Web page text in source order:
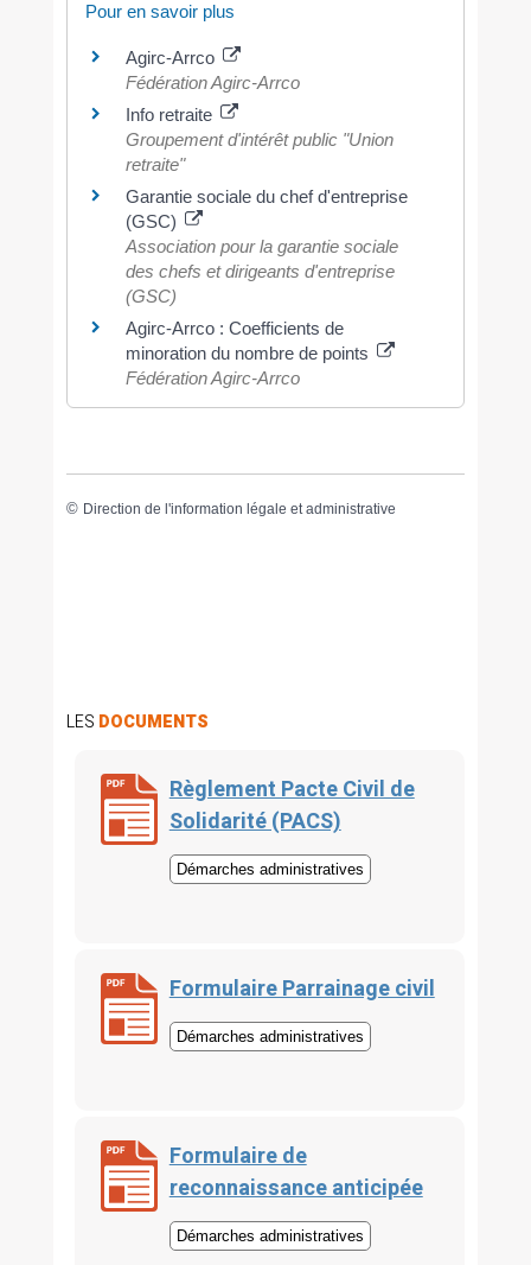
Pour en savoir plus
Agirc-Arrco
Fédération Agirc-Arrco
Info retraite
Groupement d'intérêt public "Union
retraite"
Garantie sociale du chef d'entreprise
(GSC)
Association pour la garantie sociale
des chefs et dirigeants d'entreprise
(GSC)
Agirc-Arrco : Coefficients de
minoration du nombre de points
Fédération Agirc-Arrco
© Direction de l'information légale et administrative
LES DOCUMENTS
Règlement Pacte Civil de
Solidarité (PACS)
Démarches administratives
Formulaire Parrainage civil
Démarches administratives
Formulaire de
reconnaissance anticipée
Démarches administratives